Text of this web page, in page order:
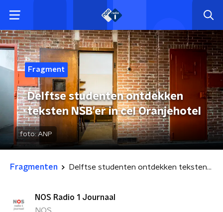
Fragment
Delftse studenten ontdekken
teksten NSB'er in cel Oranjehotel
foto:ANP
Fragmenten Delftse studenten ontdekken teksten NSB'er in cel Oranjehotel
NOS Radio 1 Journaal